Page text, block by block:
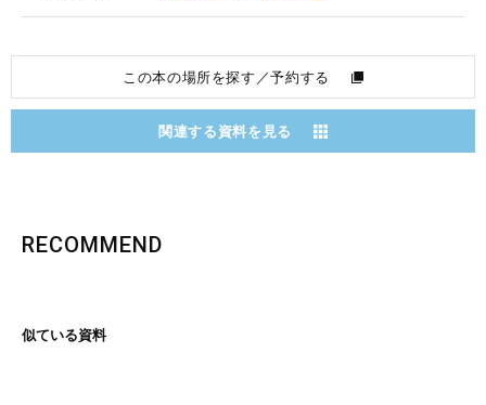
この本の場所を探す／予約する
関連する資料を見る
RECOMMEND
似ている資料